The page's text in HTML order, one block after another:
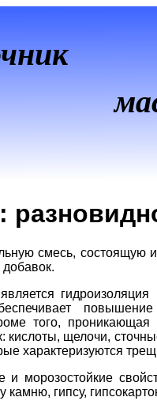
смесь,
добавок.
гидроизоляция
того, проникающая
кислоты, щелочи,
характеризуются
морозостойкие
гипсу,